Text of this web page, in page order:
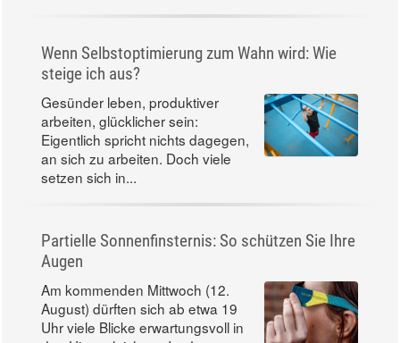
Wenn Selbstoptimierung zum Wahn wird: Wie
steige ich aus?
Gesünder leben, produktiver
arbeiten, glücklicher sein:
Eigentlich spricht nichts dagegen,
an sich zu arbeiten. Doch viele
setzen sich in...
Partielle Sonnenfinsternis: So schützen Sie Ihre
Augen
Am kommenden Mittwoch (12.
August) dürften sich ab etwa 19
Uhr viele Blicke erwartungsvoll in